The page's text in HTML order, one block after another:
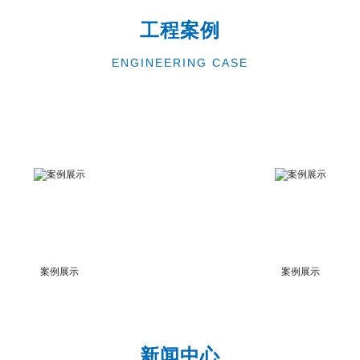
工程案例
ENGINEERING CASE
案例展示 案例展示
新闻中心